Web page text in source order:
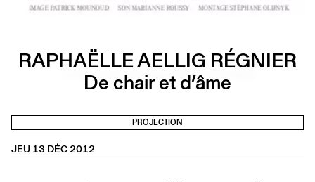
RAPHAËLLE AELLIG RÉGNIER
De chair et d’âme
PROJECTION
JEU 13 DÉC 2012